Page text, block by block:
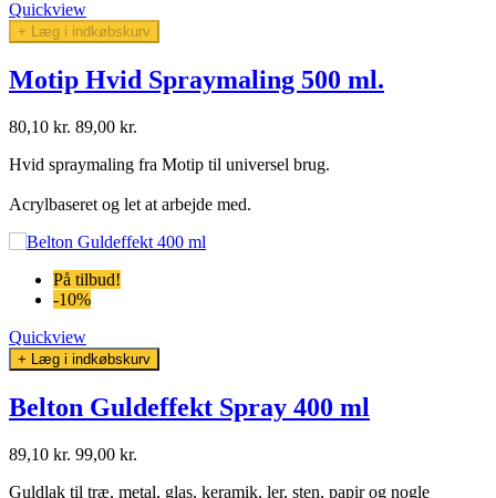
Quickview
+ Læg i indkøbskurv
Motip Hvid Spraymaling 500 ml.
80,10 kr. 89,00 kr.
Hvid spraymaling fra Motip til universel brug.
Acrylbaseret og let at arbejde med.
På tilbud!
-10%
Quickview
+ Læg i indkøbskurv
Belton Guldeffekt Spray 400 ml
89,10 kr. 99,00 kr.
Guldlak til træ, metal, glas, keramik, ler, sten, papir og nogle